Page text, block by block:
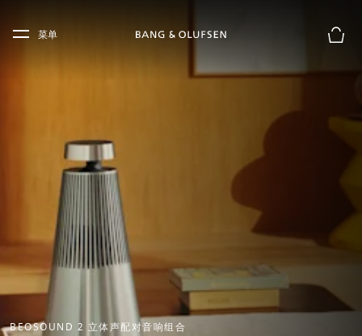
Skip to main footer
菜单
BEOSOUND 2 立体声配对音响组合